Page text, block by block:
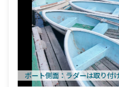
ボート側面 ラダーは取り付